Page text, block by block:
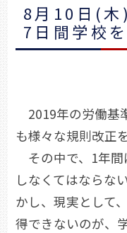
8月10日(
7日間学校
2019年の労働基
も様々な規則改正
その中で、1年間
しなくてはならな
かし、現実として
得できないのが、